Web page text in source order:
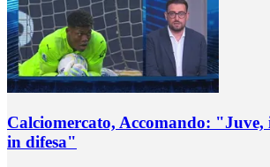
Calciomercato, Accomando:
in difesa"